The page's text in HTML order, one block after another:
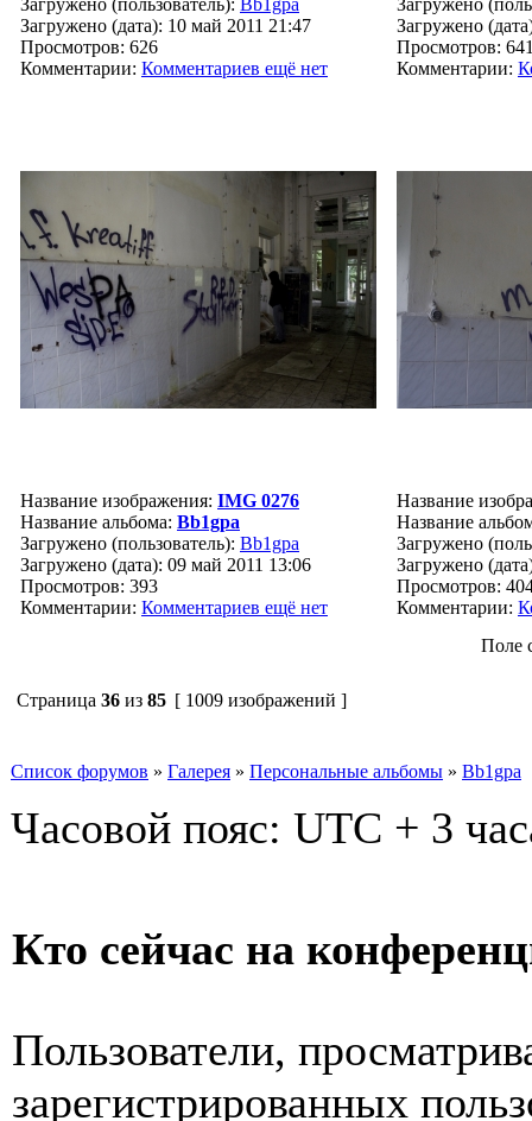
Загружено (дата): 10 май 2011 21:47
Просмотров: 626
Комментарии: Комментариев ещё нет
Загружено
Просмотров:
Комментарии:
Название изображения: IMG 0276
Название альбома: Bb1gpa
Загружено (пользователь): Bb1gpa
Загружено (дата): 09 май 2011 13:06
Просмотров: 393
Комментарии: Комментариев ещё нет
Название
Название
Загружено
Загружено
Просмотров:
Комментарии:
Поле
Страница 36 из 85 [ 1009 изображений ]
Список форумов » Галерея » Персональные альбомы » Bb1gpa
Часовой пояс: UTC + 3
Кто сейчас на
Пользователи,
зарегистрированных